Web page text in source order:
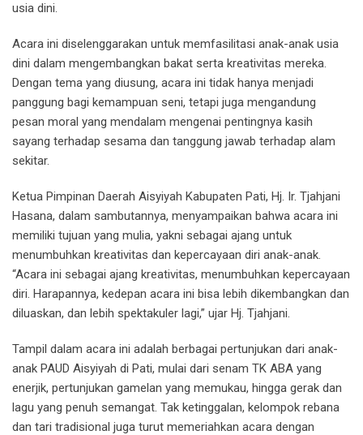
usia dini.
Acara ini diselenggarakan untuk memfasilitasi anak-anak usia
dini dalam mengembangkan bakat serta kreativitas mereka.
Dengan tema yang diusung, acara ini tidak hanya menjadi
panggung bagi kemampuan seni, tetapi juga mengandung
pesan moral yang mendalam mengenai pentingnya kasih
sayang terhadap sesama dan tanggung jawab terhadap alam
sekitar.
Ketua Pimpinan Daerah Aisyiyah Kabupaten Pati, Hj. Ir. Tjahjani
Hasana, dalam sambutannya, menyampaikan bahwa acara ini
memiliki tujuan yang mulia, yakni sebagai ajang untuk
menumbuhkan kreativitas dan kepercayaan diri anak-anak.
“Acara ini sebagai ajang kreativitas, menumbuhkan kepercayaan
diri. Harapannya, kedepan acara ini bisa lebih dikembangkan dan
diluaskan, dan lebih spektakuler lagi,” ujar Hj. Tjahjani.
Tampil dalam acara ini adalah berbagai pertunjukan dari anak-
anak PAUD Aisyiyah di Pati, mulai dari senam TK ABA yang
enerjik, pertunjukan gamelan yang memukau, hingga gerak dan
lagu yang penuh semangat. Tak ketinggalan, kelompok rebana
dan tari tradisional juga turut memeriahkan acara dengan